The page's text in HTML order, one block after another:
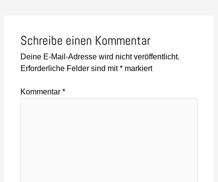
Schreibe einen Kommentar
Deine E-Mail-Adresse wird nicht veröffentlicht.
Erforderliche Felder sind mit*markiert
Kommentar *